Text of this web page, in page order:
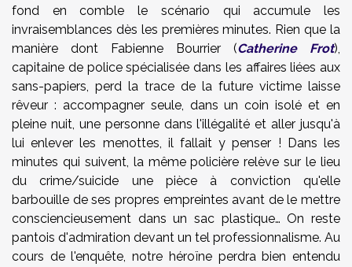
fond en comble le scénario qui accumule les
invraisemblances dès les premières minutes. Rien que la
manière dont Fabienne Bourrier (Catherine Frot),
capitaine de police spécialisée dans les affaires liées aux
sans-papiers, perd la trace de la future victime laisse
rêveur : accompagner seule, dans un coin isolé et en
pleine nuit, une personne dans l'illégalité et aller jusqu'à
lui enlever les menottes, il fallait y penser ! Dans les
minutes qui suivent, la même policière relève sur le lieu
du crime/suicide une pièce à conviction qu'elle
barbouille de ses propres empreintes avant de le mettre
consciencieusement dans un sac plastique… On reste
pantois d'admiration devant un tel professionnalisme. Au
cours de l'enquête, notre héroïne perdra bien entendu